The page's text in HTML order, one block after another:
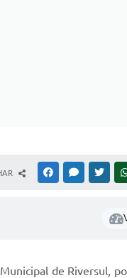
FACEBOOKMESSENGER
de Riversul,